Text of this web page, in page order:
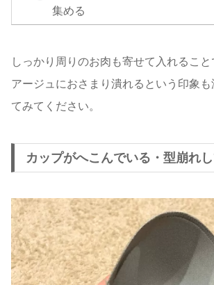
集める
しっかり周りのお肉も寄せて入れるこ
アージュにおさまり潰れるという印象
てみてください。
カップがへこんでいる・型崩れ